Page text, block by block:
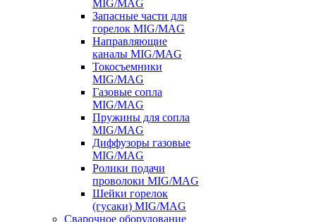
MIG/MAG
Запасные части для
горелок MIG/MAG
Направляющие
каналы MIG/MAG
Токосъемники
MIG/MAG
Газовые сопла
MIG/MAG
Пружины для сопла
MIG/MAG
Диффузоры газовые
MIG/MAG
Ролики подачи
проволоки MIG/MAG
Шейки горелок
(гусаки) MIG/MAG
Сварочное оборудование